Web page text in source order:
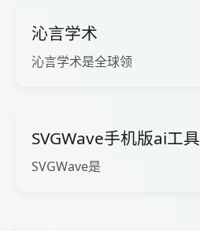
沁言学术
沁言学术是全球领
SVGWave手机版ai工具
SVGWave是